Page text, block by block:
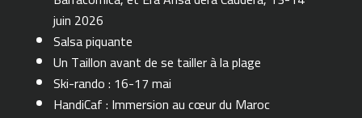
juin 2026
Salsa piquante
Un Taillon avant de se tailler à la plage
Ski-rando : 16-17 mai
HandiCaf : Immersion au cœur du Maroc